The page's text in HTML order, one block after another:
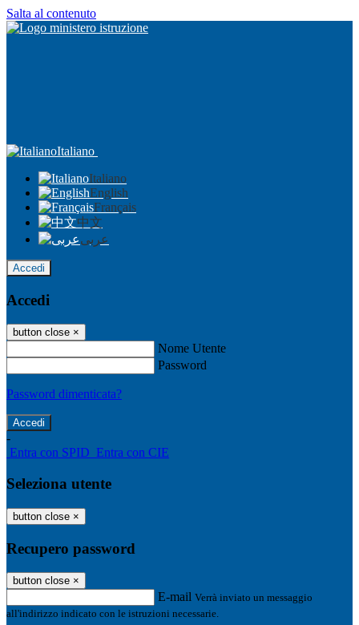
Salta al contenuto
Italiano
Italiano
English
Français
中文
عربى
Accedi
Accedi
button close ×
Nome Utente
Password
Password dimenticata?
-
Entra con SPID Entra con CIE
Seleziona utente
button close ×
Recupero password
button close ×
E-mail Verrà inviato un messaggio
all'indirizzo indicato con le istruzioni necessarie.